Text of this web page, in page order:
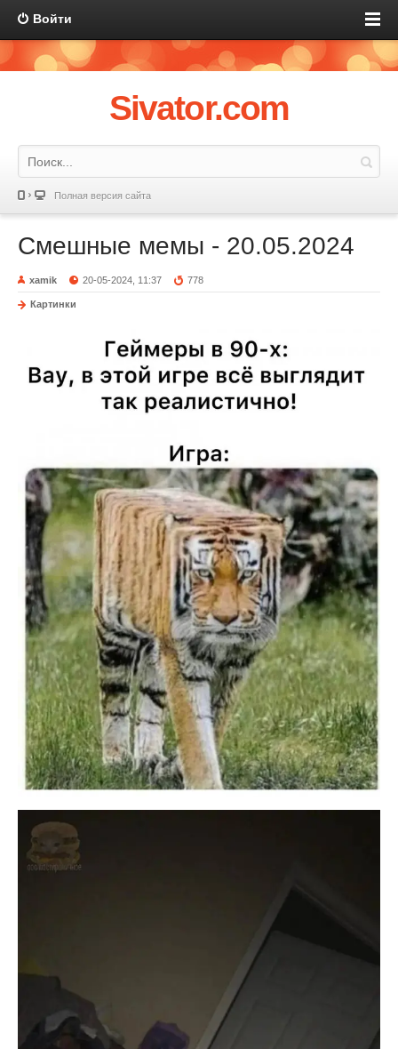
Войти
Sivator.com
Полная версия сайта
Смешные мемы - 20.05.2024
xamik 20-05-2024, 11:37 778
Картинки